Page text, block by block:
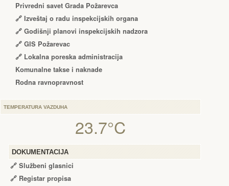
Privredni savet Grada Požarevca
🔗 Izveštaj o radu inspekcijskih organa
🔗 Godišnji planovi inspekcijskih nadzora
🔗 GIS Požarevac
🔗 Lokalna poreska administracija
Komunalne takse i naknade
Rodna ravnopravnost
TEMPERATURA VAZDUHA
23.7°C
DOKUMENTACIJA
🔗 Službeni glasnici
🔗 Registar propisa